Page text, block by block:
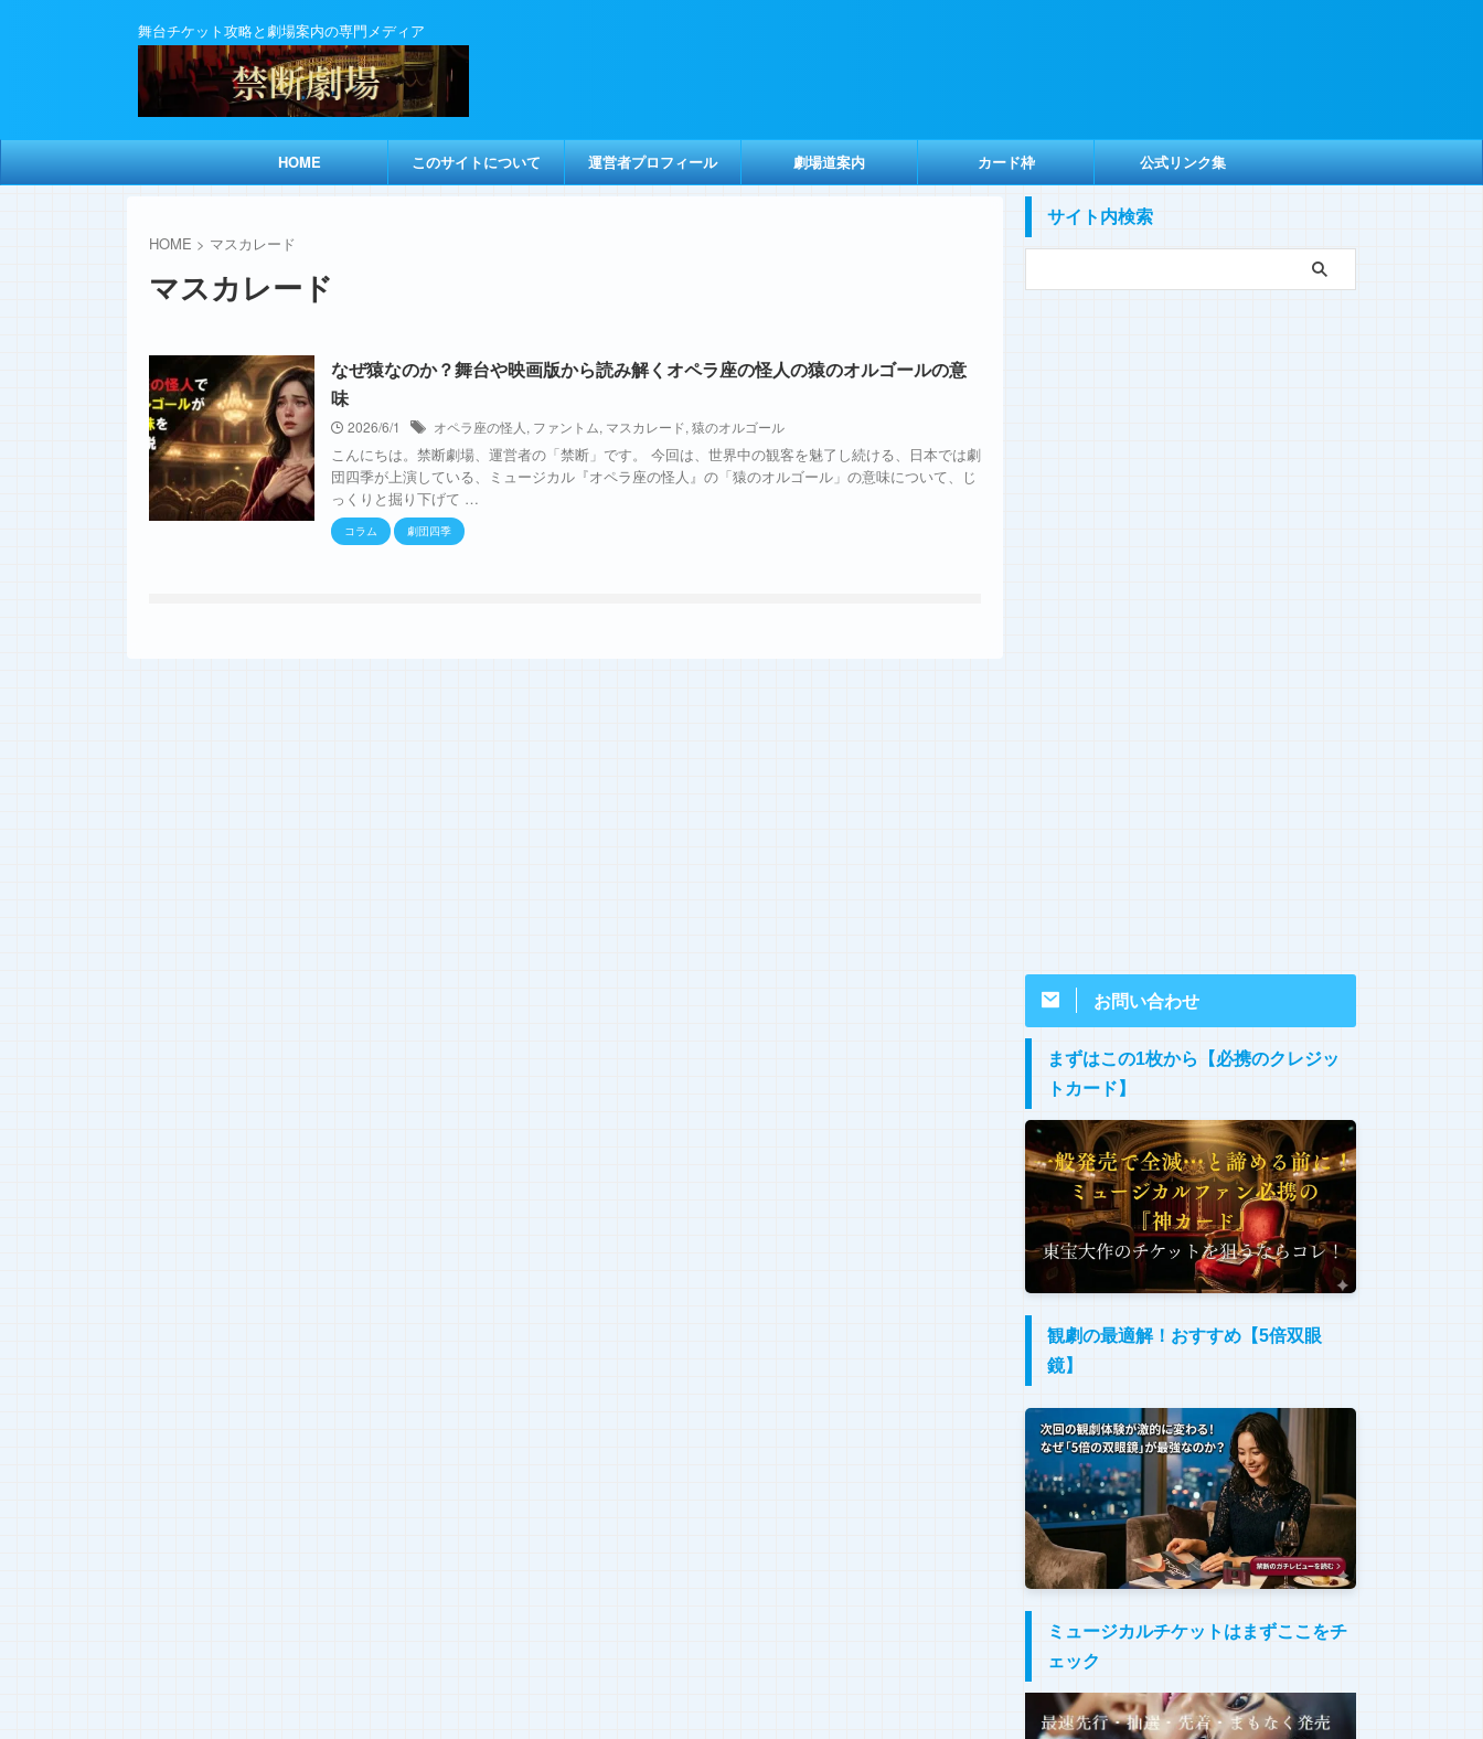
舞台チケット攻略と劇場案内の専門メディア
HOME このサイトについて 運営者プロフィール 劇場道案内 カード枠 公式リンク集
HOME > マスカレード
マスカレード
なぜ猿なのか？舞台や映画版から読み解くオペラ座の怪人の猿のオルゴールの意
味
2026/6/1 オペラ座の怪人 , ファントム, マスカレード, 猿のオルゴール
こんにちは。禁断劇場、運営者の「禁断」です。 今回は、世界中の観客を魅了し続ける、日本では劇
団四季が上演している、ミュージカル『オペラ座の怪人』の「猿のオルゴール」の意味について、じ
っくりと掘り下げて …
コラム 劇団四季
サイト内検索
お問い合わせ
まずはこの1枚から【必携のクレジッ
トカード】
観劇の最適解！おすすめ【5倍双眼
鏡】
ミュージカルチケットはまずここをチ
ェック